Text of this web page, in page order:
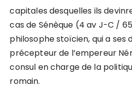
capitales desquelles ils
cas de Sénèque (4 av J-C /
philosophe stoïcien, qui a ses
précepteur de l’empereur
consul en charge de la
romain.